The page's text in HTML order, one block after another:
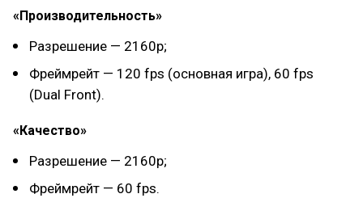
«Производительность»
Разрешение — 2160p;
Фреймрейт — 120 fps (основная игра), 60 fps
(Dual Front).
«Качество»
Разрешение — 2160p;
Фреймрейт — 60 fps.